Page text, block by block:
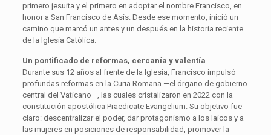
primero jesuita y el primero en adoptar el nombre Francisco, en
honor a San Francisco de Asís. Desde ese momento, inició un
camino que marcó un antes y un después en la historia reciente
de la Iglesia Católica.
Un pontificado de reformas, cercanía y valentía
Durante sus 12 años al frente de la Iglesia, Francisco impulsó
profundas reformas en la Curia Romana —el órgano de gobierno
central del Vaticano—, las cuales cristalizaron en 2022 con la
constitución apostólica Praedicate Evangelium. Su objetivo fue
claro: descentralizar el poder, dar protagonismo a los laicos y a
las mujeres en posiciones de responsabilidad, promover la